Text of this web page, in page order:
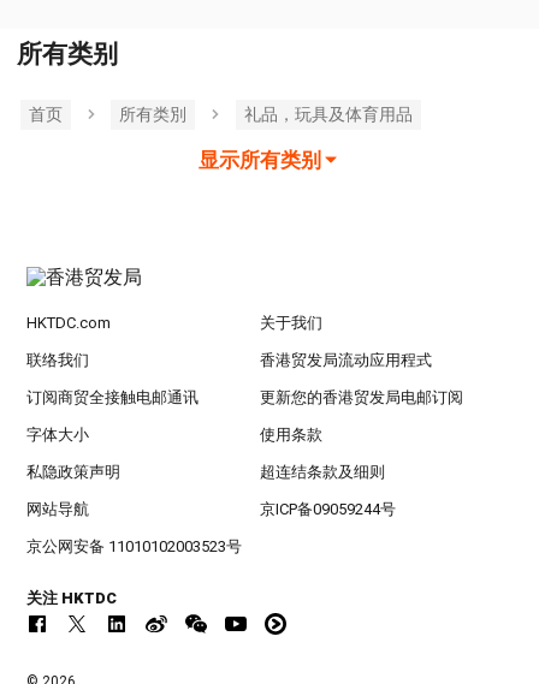
所有类别
首页 所有类別 礼品，玩具及体育用品
显示所有类别
HKTDC.com 关于我们
联络我们 香港贸发局流动应用程式
订阅商贸全接触电邮通讯 更新您的香港贸发局电邮订阅
字体大小 使用条款
私隐政策声明 超连结条款及细则
网站导航 京ICP备09059244号
京公网安备 11010102003523号
关注 HKTDC